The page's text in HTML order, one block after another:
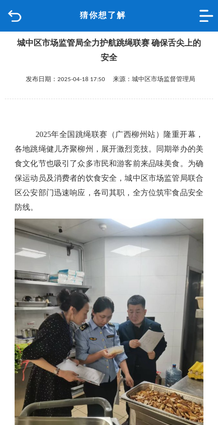
猜你想了解
品质城中
政府信息公开
互动回应
数据专题
城中区市场监管局全力护航跳绳联赛 确保舌尖上的
安全
发布日期：2025-04-18 17:50 来源：城中区市场监督管理局
2025年全国跳绳联赛（广西柳州站）隆重开幕，
各地跳绳健儿齐聚柳州，展开激烈竞技。同期举办的美
食文化节也吸引了众多市民和游客前来品味美食。为确
保运动员及消费者的饮食安全，城中区市场监管局联合
区公安部门迅速响应，各司其职，全方位筑牢食品安全
防线。